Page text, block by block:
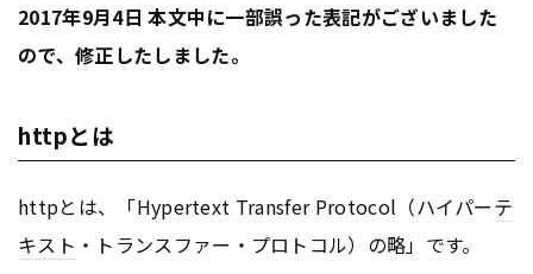
2017年9月4日 本文中に一部誤った表記がございました
ので、修正したしました。
httpとは
httpとは、「Hypertext Transfer Protocol（ハイパーテ
キスト ・トランスファー・プロトコル）の略」です。